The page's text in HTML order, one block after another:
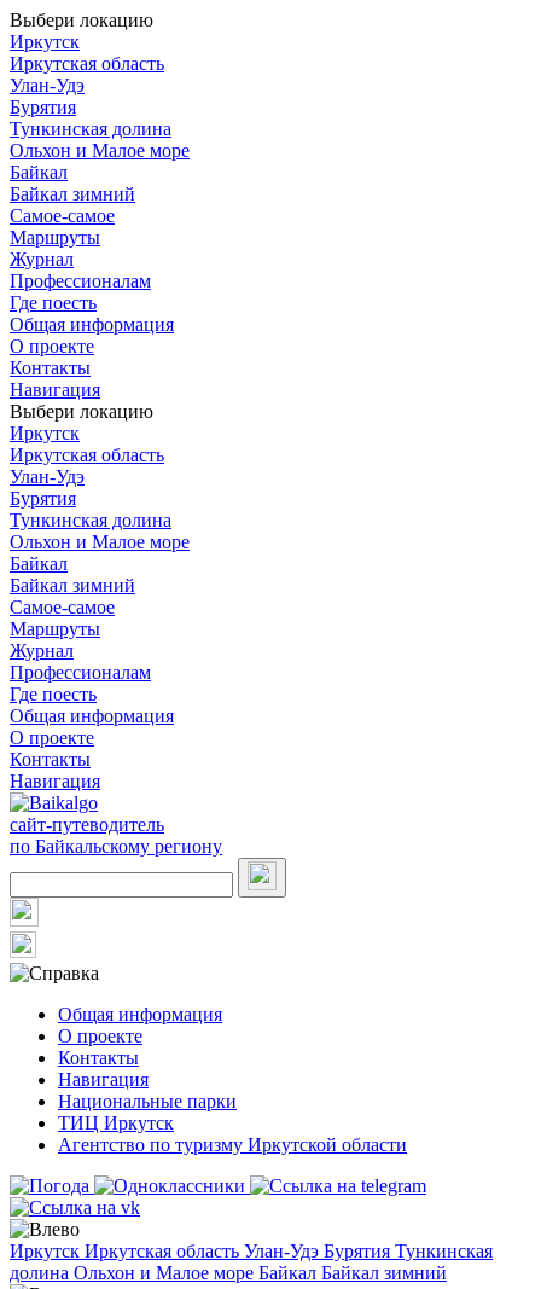
Выбери локацию
Иркутск
Иркутская область
Улан-Удэ
Бурятия
Тункинская долина
Ольхон и Малое море
Байкал
Байкал зимний
Самое-самое
Маршруты
Журнал
Профессионалам
Где поесть
Общая информация
О проекте
Контакты
Навигация
Выбери локацию
Иркутск
Иркутская область
Улан-Удэ
Бурятия
Тункинская долина
Ольхон и Малое море
Байкал
Байкал зимний
Самое-самое
Маршруты
Журнал
Профессионалам
Где поесть
Общая информация
О проекте
Контакты
Навигация
сайт-путеводитель
по Байкальскому региону
Общая информация
О проекте
Контакты
Навигация
Национальные парки
ТИЦ Иркутск
Агентство по туризму Иркутской области
Иркутск Иркутская область Улан-Удэ Бурятия Тункинская
долина Ольхон и Малое море Байкал Байкал зимний